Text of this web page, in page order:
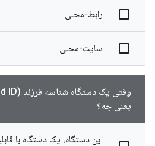
رابط-محلی
سایت-محلی
یعنی چه؟